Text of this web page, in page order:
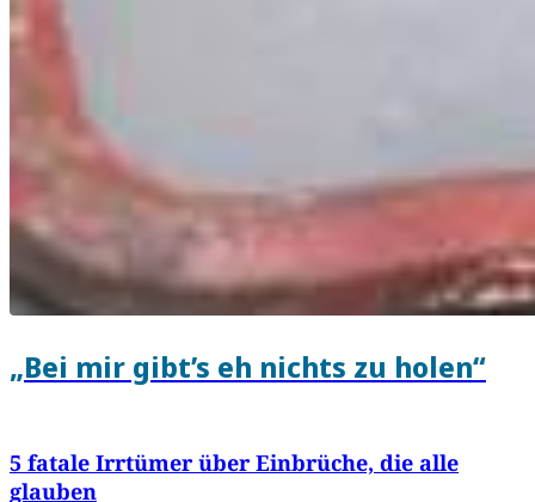
„Bei mir gibt’s eh nichts zu holen“
5 fatale Irrtümer über Einbrüche, die alle
glauben